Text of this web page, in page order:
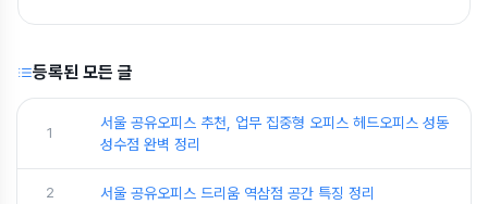
등록된 모든 글
1
서울 공유오피스 추천, 업무 집중형 오피스 헤드오피스 성동
성수점 완벽 정리
2 서울 공유오피스 드리움 역삼점 공간 특징 정리